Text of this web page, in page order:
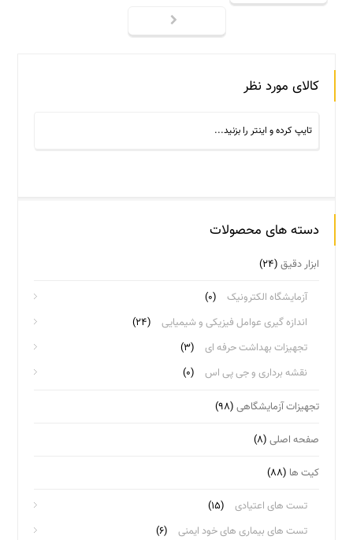
کالای مورد نظر
دسته های محصولات
ابزار دقیق (۲۴)
آزمایشگاه الکترونیک
(۰)
اندازه گیری عوامل فیزیکی و شیمیایی
(۲۴)
تجهیزات بهداشت حرفه ای
(۳)
نقشه برداری و جی پی اس
(۰)
تجهیزات آزمایشگاهی (۹۸)
صفحه اصلی (۸)
کیت ها (۸۸)
تست های اعتیادی
(۱۵)
تست های بیماری های خود ایمنی
(۶)